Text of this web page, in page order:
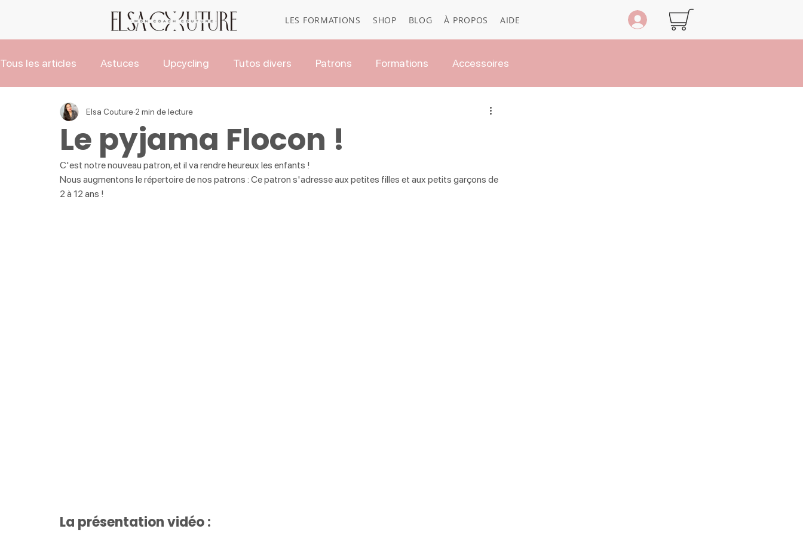
LES FORMATIONS SHOP BLOG À PROPOS AIDE
Tous les articles Astuces Upcycling Tutos divers Patrons Formations Accessoires
Les Tutos de Noël Actus
Le pyjama Flocon !
Elsa Couture 2 min de lecture
C'est notre nouveau patron, et il va rendre heureux les enfants !
Nous augmentons le répertoire de nos patrons : Ce patron s'adresse aux petites filles et aux petits garçons de
2 à 12 ans !
La présentation vidéo :